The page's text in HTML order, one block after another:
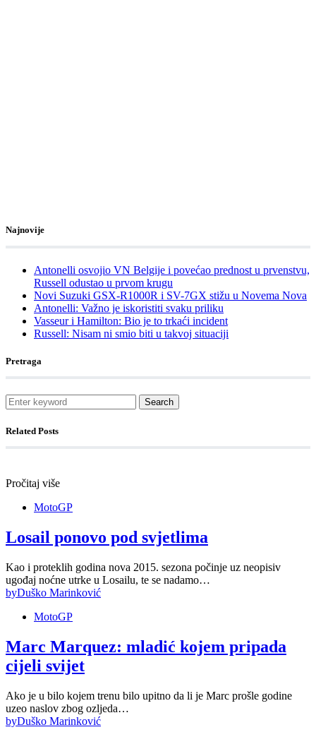
Najnovije
Antonelli osvojio VN Belgije i povećao prednost u prvenstvu,
Russell odustao u prvom krugu
Novi Suzuki GSX-R1000R i SV-7GX stižu u Novema Nova
Antonelli: Važno je iskoristiti svaku priliku
Vasseur i Hamilton: Bio je to trkaći incident
Russell: Nisam ni smio biti u takvoj situaciji
Pretraga
Search
Related Posts
Pročitaj više
MotoGP
Losail ponovo pod svjetlima
Kao i proteklih godina nova 2015. sezona počinje uz neopisiv
ugođaj noćne utrke u Losailu, te se nadamo…
byDuško Marinković
MotoGP
Marc Marquez: mladić kojem pripada
cijeli svijet
Ako je u bilo kojem trenu bilo upitno da li je Marc prošle godine
uzeo naslov zbog ozljeda…
byDuško Marinković